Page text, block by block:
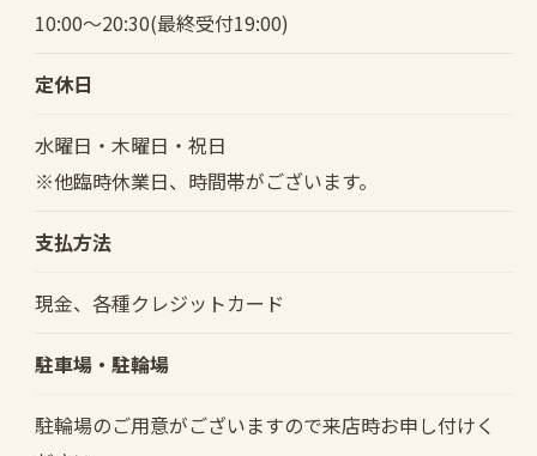
10:00〜20:30(最終受付19:00)
定休日
水曜日・木曜日・祝日
※他臨時休業日、時間帯がございます。
支払方法
現金、各種クレジットカード
駐車場・駐輪場
駐輪場のご用意がございますので来店時お申し付けく